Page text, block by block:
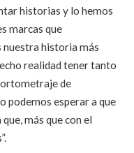
historias y lo hemos
marcas que
nuestra historia más
realidad tener tanto
de
podemos esperar a que
más que con el